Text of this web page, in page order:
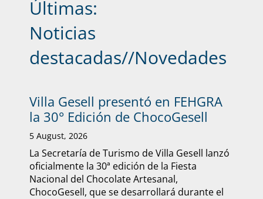
Últimas:
Noticias
destacadas//Novedades
Villa Gesell presentó en FEHGRA
la 30° Edición de ChocoGesell
5 August, 2026
La Secretaría de Turismo de Villa Gesell lanzó
oficialmente la 30ª edición de la Fiesta
Nacional del Chocolate Artesanal,
ChocoGesell, que se desarrollará durante el